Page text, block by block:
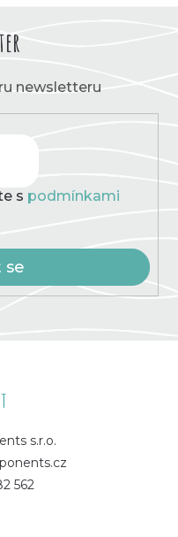
newsletteru
s podmínkami
se
s.r.o.
562